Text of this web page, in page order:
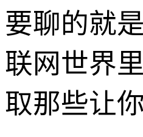
要聊的就
联网世界
取那些让